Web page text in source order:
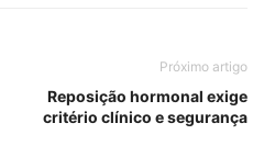
Próximo artigo
Reposição hormonal exige
critério clínico e segurança